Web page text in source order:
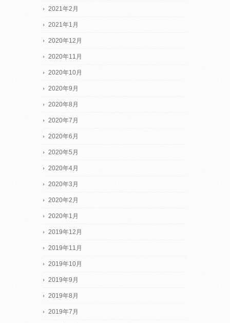
2021年2月
2021年1月
2020年12月
2020年11月
2020年10月
2020年9月
2020年8月
2020年7月
2020年6月
2020年5月
2020年4月
2020年3月
2020年2月
2020年1月
2019年12月
2019年11月
2019年10月
2019年9月
2019年8月
2019年7月